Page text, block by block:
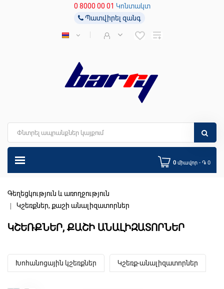
0 8000 00 01 Կոնտակտ
Պատվիրել զանգ
0 միավոր - ֏ 0
Գեղեցկություն և առողջություն
Կշեռքներ, քաշի անալիզատորներ
ԿՇԵՌՔՆԵՐ, ՔԱՇԻ ԱՆԱԼԻԶԱՏՈՐՆԵՐ
Խոհանոցային կշեռքներ Կշեռք-անալիզատորներ